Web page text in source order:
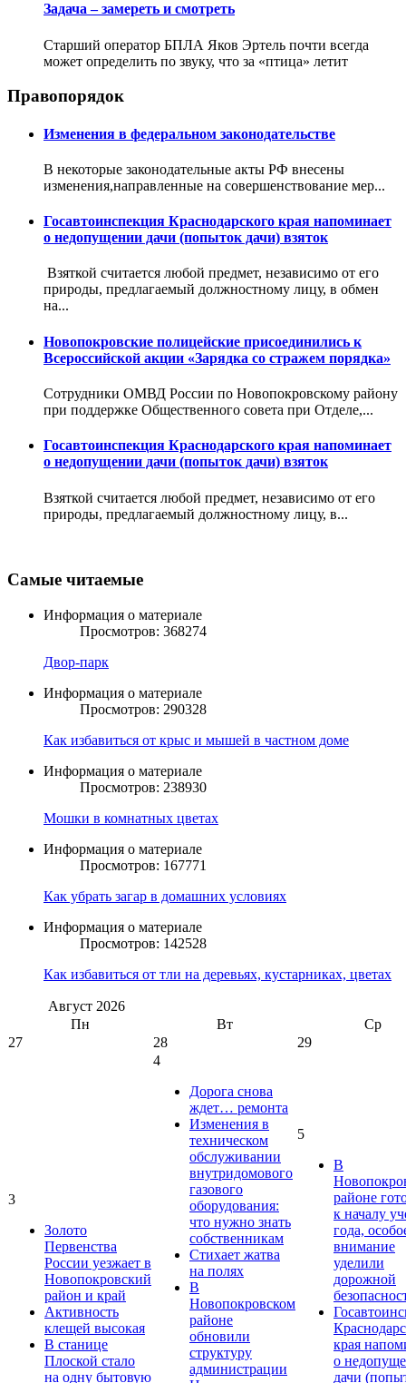
Задача – замереть и смотреть
Старший оператор БПЛА Яков Эртель почти всегда
может определить по звуку, что за «птица» летит
Правопорядок
Изменения в федеральном законодательстве
В некоторые законодательные акты РФ внесены
изменения,направленные на совершенствование мер...
Госавтоинспекция Краснодарского края напоминает
о недопущении дачи (попыток дачи) взяток
Взяткой считается любой предмет, независимо от его
природы, предлагаемый должностному лицу, в обмен
на...
Новопокровские полицейские присоединились к
Всероссийской акции «Зарядка со стражем порядка»
Сотрудники ОМВД России по Новопокровскому району
при поддержке Общественного совета при Отделе,...
Госавтоинспекция Краснодарского края напоминает
о недопущении дачи (попыток дачи) взяток
Взяткой считается любой предмет, независимо от его
природы, предлагаемый должностному лицу, в...
Самые читаемые
Информация о материале
Просмотров: 368274
Двор-парк
Информация о материале
Просмотров: 290328
Как избавиться от крыс и мышей в частном доме
Информация о материале
Просмотров: 238930
Мошки в комнатных цветах
Информация о материале
Просмотров: 167771
Как убрать загар в домашних условиях
Информация о материале
Просмотров: 142528
Как избавиться от тли на деревьях, кустарниках, цветах
Август 2026
Пн
Вт
Ср
27
28 29
3
Золото
Первенства
России уезжает в
Новопокровский
район и край
Активность
клещей высокая
В станице
Плоской стало
на одну бытовую
4
Дорога снова
ждет… ремонта
Изменения в
техническом
обслуживании
внутридомового
газового
оборудования:
что нужно знать
собственникам
Стихает жатва
на полях
В
Новопокровском
районе
обновили
структуру
администрации
5
В
районе
к началу
года,
внимание
уделили
дорожной
края
о
дачи